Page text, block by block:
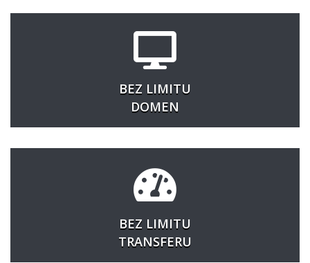
BEZ LIMITU
DOMEN
BEZ LIMITU
TRANSFERU